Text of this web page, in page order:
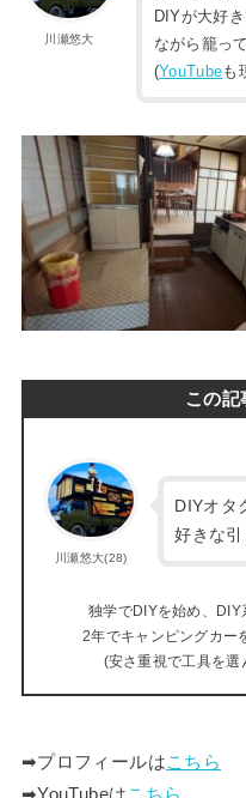
川瀬悠大
DIYが大好
ながら籠っ
(YouTubeも
この記
川瀬悠大(28)
DIYオタ
好きな引
独学でDIYを始め、DIY
2年でキャンピングカー
(安さ重視で工具を選
➡︎プロフィールはこちら